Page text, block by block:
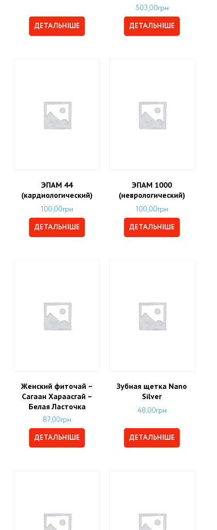
ДЕТАЛЬНІШЕ
503,00грн
ДЕТАЛЬНІШЕ
ЭПАМ 44
(кардиологический)
100,00грн
ДЕТАЛЬНІШЕ
ЭПАМ 1000
(неврологический)
100,00грн
ДЕТАЛЬНІШЕ
Женский фиточай –
Сагаан Хараасгай –
Белая Ласточка
87,00грн
ДЕТАЛЬНІШЕ
Зубная щетка Nano
Silver
48,00грн
ДЕТАЛЬНІШЕ